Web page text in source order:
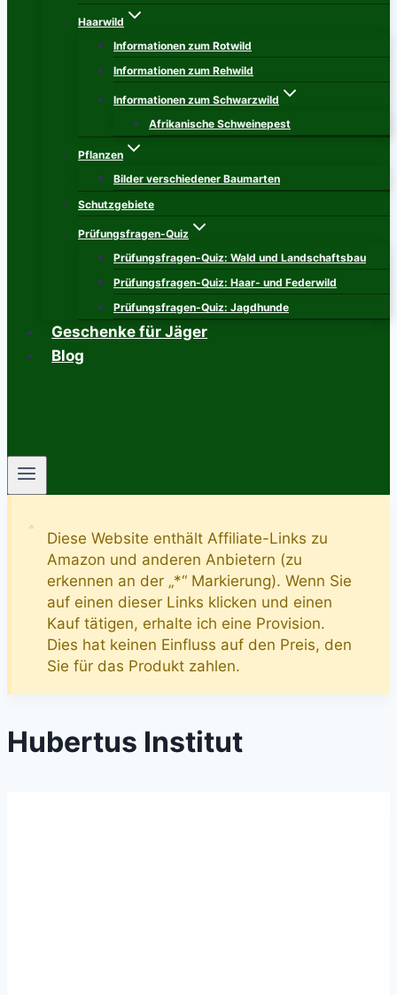
Haarwild
Informationen zum Rotwild
Informationen zum Rehwild
Informationen zum Schwarzwild
Afrikanische Schweinepest
Pflanzen
Bilder verschiedener Baumarten
Schutzgebiete
Prüfungsfragen-Quiz
Prüfungsfragen-Quiz: Wald und Landschaftsbau
Prüfungsfragen-Quiz: Haar- und Federwild
Prüfungsfragen-Quiz: Jagdhunde
Geschenke für Jäger
Blog
Diese Website enthält Affiliate-Links zu
Amazon und anderen Anbietern (zu
erkennen an der „*“ Markierung). Wenn Sie
auf einen dieser Links klicken und einen
Kauf tätigen, erhalte ich eine Provision.
Dies hat keinen Einfluss auf den Preis, den
Sie für das Produkt zahlen.
Hubertus Institut